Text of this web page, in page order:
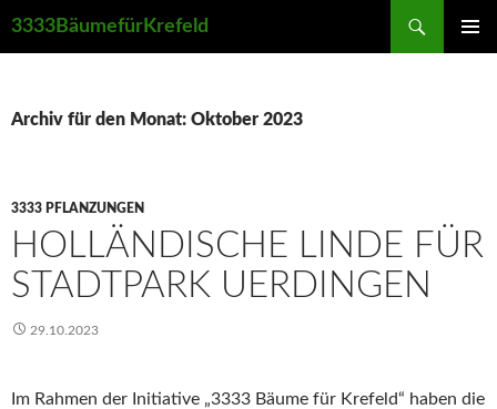
3333BäumefürKrefeld
Archiv für den Monat: Oktober 2023
3333 PFLANZUNGEN
HOLLÄNDISCHE LINDE FÜR
STADTPARK UERDINGEN
29.10.2023
Im Rahmen der Initiative „3333 Bäume für Krefeld“ haben die